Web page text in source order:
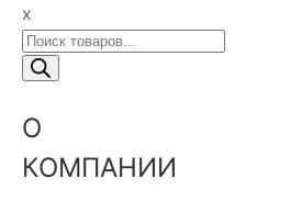
x
Поиск
товаров
О
КОМПАНИИ